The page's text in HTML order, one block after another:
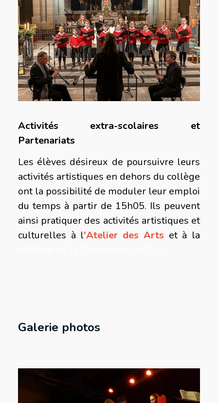
Activités extra-scolaires et
Partenariats
Les élèves désireux de poursuivre leurs
activités artistiques en dehors du collège
ont la possibilité de moduler leur emploi
du temps à partir de 15h05. Ils peuvent
ainsi pratiquer des activités artistiques et
culturelles à l'Atelier des Arts et à la
Galerie photos